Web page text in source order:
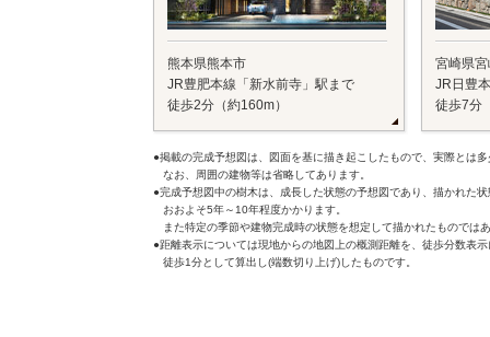
熊本県熊本市
JR豊肥本線「新水前寺」駅まで
徒歩2分（約160m）
宮崎県
JR日豊
徒歩7分
●掲載の完成予想図は、図面を基に描き起こしたもので、実際とは
なお、周囲の建物等は省略してあります。
●完成予想図中の樹木は、成長した状態の予想図であり、描かれた
おおよそ5年～10年程度かかります。
また特定の季節や建物完成時の状態を想定して描かれたものでは
●距離表示については現地からの地図上の概測距離を、徒歩分数表
徒歩1分として算出し(端数切り上げ)したものです。